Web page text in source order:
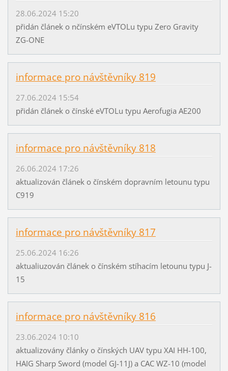
28.06.2024 15:20
přidán článek o nčínském eVTOLu typu Zero Gravity
ZG-ONE
informace pro návštěvníky 819
27.06.2024 15:54
přidán článek o čínské eVTOLu typu Aerofugia AE200
informace pro návštěvníky 818
26.06.2024 17:26
aktualizován článek o čínském dopravním letounu typu
C919
informace pro návštěvníky 817
25.06.2024 16:26
aktualiuzován článek o čínském stíhacím letounu typu J-
15
informace pro návštěvníky 816
23.06.2024 10:10
aktualizovány články o čínských UAV typu XAI HH-100,
HAIG Sharp Sword (model GJ-11J) a CAC WZ-10 (model